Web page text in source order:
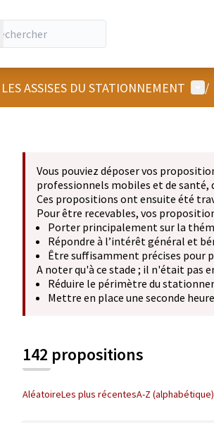
LES ASSISES DU STATIONNEMENT /
Vous pouviez déposer vos
professionnels mobiles et de santé,
Ces propositions ont ensuite été
Pour être recevables, vos
Porter principalement sur la
Répondre à l’intérêt général et
Être suffisamment précises pour
A noter qu'à ce stade ; il n'était pas
Réduire le périmètre du
Mettre en place une seconde
142 propositions
AléatoireLes plus récentesA-Z (alphabétique)